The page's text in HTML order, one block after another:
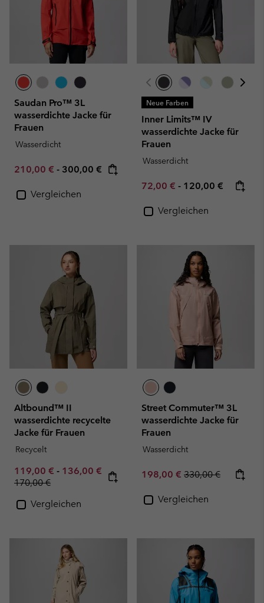
Saudan Pro™ 3L
wasserdichte Jacke für
Frauen
Wasserdicht
Minimum sale price:
210,00 € - Maximum price:
300,00 €
Vergleichen
Neue Farben
Inner Limits™ IV
wasserdichte Jacke für
Frauen
Wasserdicht
Minimum sale price:
72,00 € - Maximum price:
120,00 €
Vergleichen
Altbound™ II
wasserdichte recycelte
Jacke für Frauen
Recycelt
Minimum sale price:
119,00 € - Maximum sale price:
136,00 €
Regular price:
170,00 €
Vergleichen
Street Commuter™ 3L
wasserdichte Jacke für
Frauen
Wasserdicht
Sale price:
198,00 € Regular price:
330,00 €
Vergleichen